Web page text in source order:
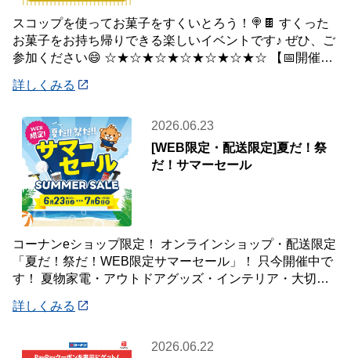
スコップを使ってお菓子をすくいとろう！🍭🍫 すくった
お菓子をお持ち帰りできる楽しいイベントです♪ ぜひ、ご
参加ください😄 ☆★☆★☆★☆★☆★☆★☆ 【📅開催日
詳しくみる
2026.06.23
[WEB限定・配送限定]夏だ！祭
だ！サマーセール
コーナンeショップ限定！ オンラインショップ・配送限定
「夏だ！祭だ！WEB限定サマーセール」！ 只今開催中で
す！ 夏物家電・アウトドアグッズ・インテリア・大切な
詳しくみる
2026.06.22